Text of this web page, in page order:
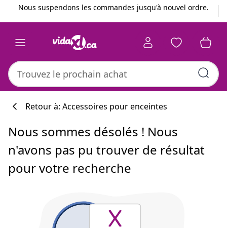
Précédent
Suivant
Nous suspendons les commandes jusqu'à nouvel ordre.
Retour à: Accessoires pour enceintes
Nous sommes désolés ! Nous
n'avons pas pu trouver de résultat
pour votre recherche